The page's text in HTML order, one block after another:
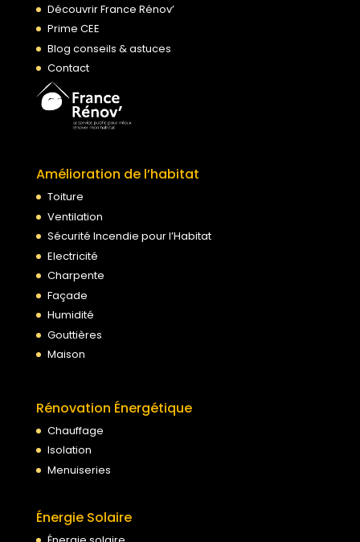
Découvrir France Rénov’
Prime CEE
Blog conseils & astuces
Contact
Amélioration de l’habitat
Toiture
Ventilation
Sécurité Incendie pour l’Habitat
Electricité
Charpente
Façade
Humidité
Gouttières
Maison
Rénovation Énergétique
Chauffage
Isolation
Menuiseries
Énergie Solaire